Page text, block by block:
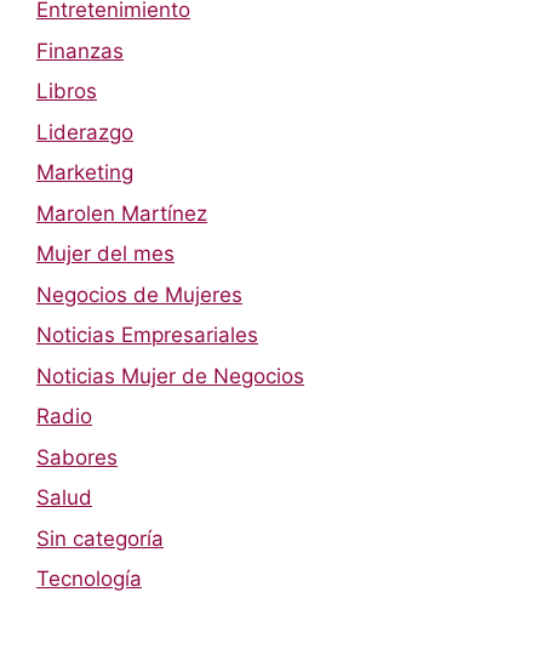
Entretenimiento
Finanzas
Libros
Liderazgo
Marketing
Marolen Martínez
Mujer del mes
Negocios de Mujeres
Noticias Empresariales
Noticias Mujer de Negocios
Radio
Sabores
Salud
Sin categoría
Tecnología